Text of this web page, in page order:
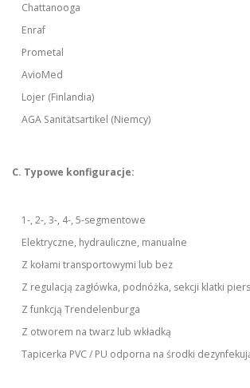
Chattanooga
Enraf
Prometal
AvioMed
Lojer (Finlandia)
AGA Sanitätsartikel (Niemcy)
C. Typowe konfiguracje:
1-, 2-, 3-, 4-, 5-segmentowe
Elektryczne, hydrauliczne, manualne
Z kołami transportowymi lub bez
Z regulacją zagłówka, podnóżka, sekcji klatki
Z funkcją Trendelenburga
Z otworem na twarz lub wkładką
Tapicerka PVC / PU odporna na środki